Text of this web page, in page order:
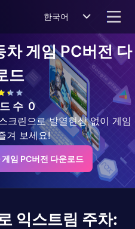
한국어
차 게임PC버전 다
드
수 0
크린으로 발열현상 없이 게임
겨 보세요!
임 PC버전 다운로드
익스트림 주차: